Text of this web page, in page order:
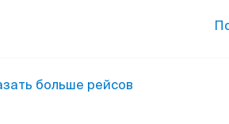
больше рейсов